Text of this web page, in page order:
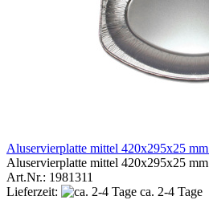
Aluservierplatte mittel 420x295x25
Aluservierplatte mittel 420x295x25
Art.Nr.: 1981311
Lieferzeit:
ca. 2-4 Tage